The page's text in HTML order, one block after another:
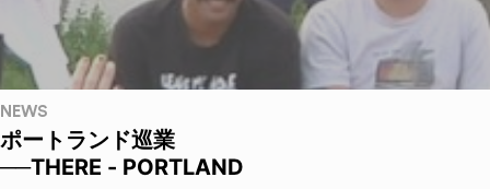
NEWS
ポートランド巡業
──THERE - PORTLAND